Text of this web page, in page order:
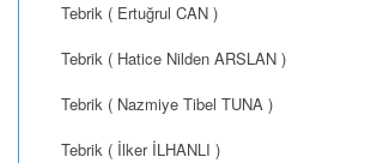
Tebrik ( Ertuğrul CAN )
Tebrik ( Hatice Nilden ARSLAN )
Tebrik ( Nazmiye Tibel TUNA )
Tebrik ( İlker İLHANLI )